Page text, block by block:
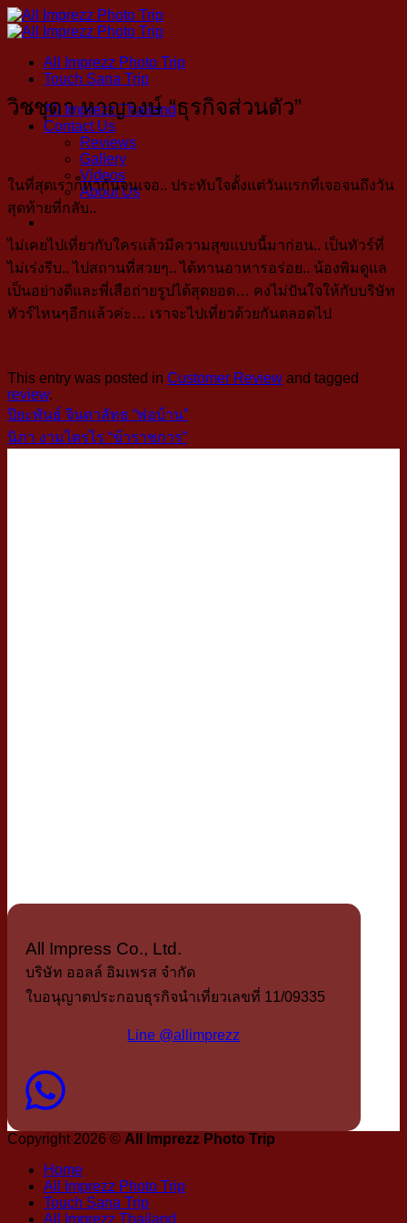
Skip
to
All Imprezz Photo Trip
Touch Sana Trip
All Imprezz Thailand
Contact Us
Reviews
Gallery
Videos
About Us
วิชชุดา หาญวงษ์ “ธุรกิจส่วนตัว”
ในที่สุดเราก็หากันจนเจอ.. ประทับใจตั้งแต่วันแรกที่เจอจนถึงวัน
สุดท้ายที่กลับ..
ไม่เคยไปเที่ยวกับใครแล้วมีความสุขแบบนี้มาก่อน.. เป็นทัวร์ที่
ไม่เร่งรีบ.. ไปสถานที่สวยๆ.. ได้ทานอาหารอร่อย.. น้องพิมดูแล
เป็นอย่างดีและพี่เสือถ่ายรูปได้สุดยอด… คงไม่ปันใจให้กับบริษัท
ทัวร์ไหนๆอีกแล้วค่ะ… เราจะไปเที่ยวด้วยกันตลอดไป
This entry was posted in Customer Review and tagged
review.
ปิยะพันธ์ จินดาลัทธ “พ่อบ้าน”
นิภา งามไตรไร “ข้าราชการ”
All Impress Co., Ltd.
บริษัท ออลล์ อิมเพรส จำกัด
ใบอนุญาตประกอบธุรกิจนำเที่ยวเลขที่ 11/09335
Line @allimprezz
Copyright 2026 © All Imprezz Photo Trip
Home
All Imprezz Photo Trip
Touch Sana Trip
All Imprezz Thailand